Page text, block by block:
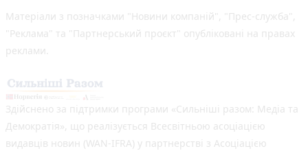
Матеріали з позначками "Новини компаній", "Прес-служба",
"Реклама" та "Партнерський проєкт" опубліковані на правах
реклами.
Здійснено за підтримки програми «Сильніші разом: Медіа та
Демократія», що реалізується Всесвітньою асоціацією
видавців новин (WAN-IFRA) у партнерстві з Асоціацією